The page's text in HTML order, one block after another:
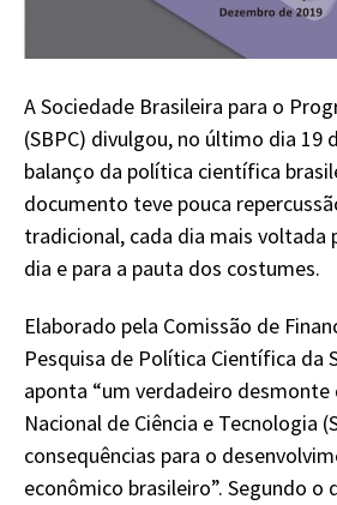
A Sociedade Brasileira para o
(SBPC) divulgou, no último dia 19
balanço da política científica
documento teve pouca
tradicional, cada dia mais voltada
dia e para a pauta dos costumes.
Elaborado pela Comissão de
Pesquisa de Política Científica da
aponta “um verdadeiro desmonte
Nacional de Ciência e Tecnologia
consequências para o
econômico brasileiro”. Segundo o